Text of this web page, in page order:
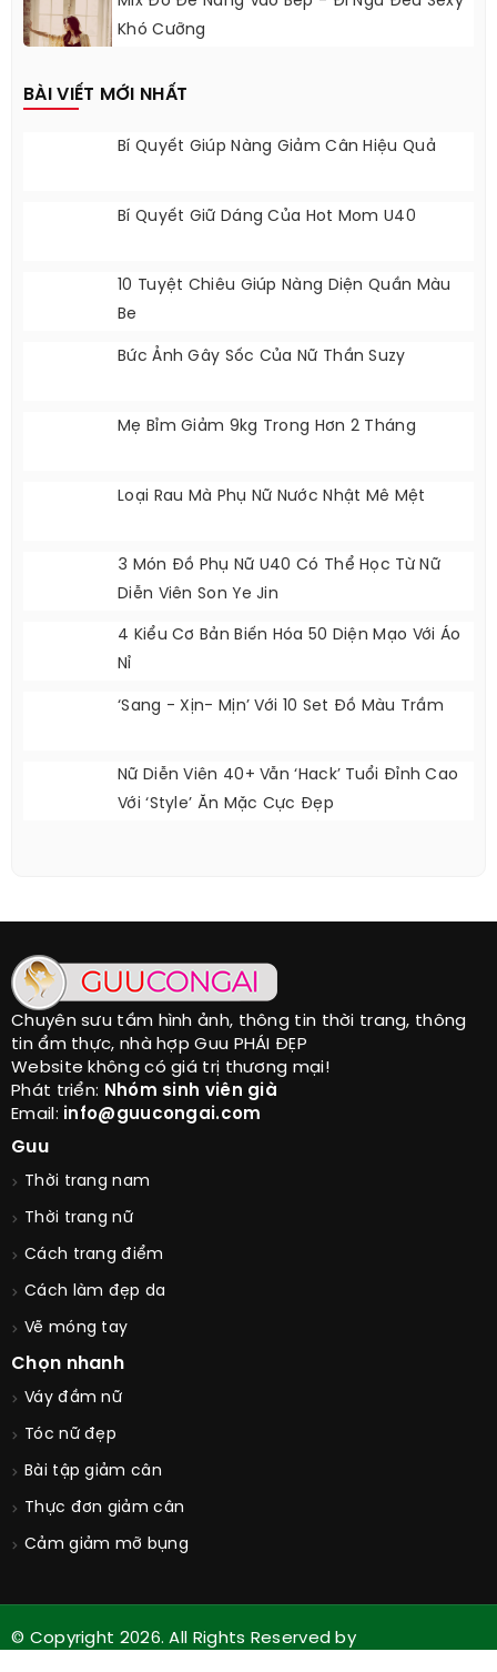
Chân 1m22
Sườn Xóc Tỏi Ngon Đừng Hỏi!
Mix Đồ Để Nàng Vào Bếp - Đi Ngủ Đều Sexy
BÀI VIẾT MỚI NHẤT
Bí Quyết Giúp Nàng Giảm Cân Hiệu Quả
Bí Quyết Giữ Dáng Của Hot Mom U40
10 Tuyệt Chiêu Giúp Nàng Diện Quần Màu
Bức Ảnh Gây Sốc Của Nữ Thần Suzy
Mẹ Bỉm Giảm 9kg Trong Hơn 2 Tháng
Loại Rau Mà Phụ Nữ Nước Nhật Mê Mệt
3 Món Đồ Phụ Nữ U40 Có Thể Học Từ Nữ
Diễn Viên Son Ye Jin
Nữ Diễn Viên 40+ Vẫn ‘hack’ Tuổi Đỉnh Cao
Với ‘style’ Ăn Mặc Cực Đẹp
Chuyên sưu tầm hình ảnh, thông tin thời trang, thông
tin ẩm thực, nhà hợp Guu PHÁI ĐẸP
Phát triển: Nhóm sinh viên già
Email: info@guucongai.com
Guu
Thời trang nam
Thời trang nữ
Cách trang điểm
Cách làm đẹp da
Vẽ móng tay
Váy đầm nữ
Tóc nữ đẹp